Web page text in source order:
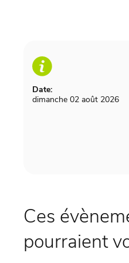
Date:
dimanche 02 août 2026
Ces
pourraient